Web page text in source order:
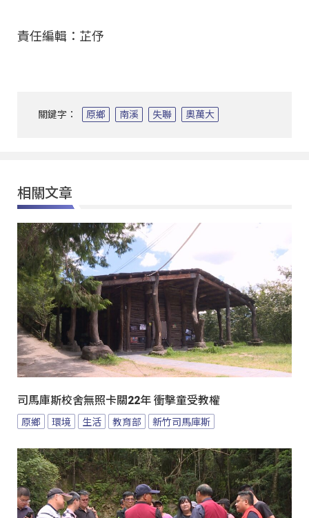
責任編輯：芷伃
關鍵字： 原鄉 南溪 失聯 奧萬大
相關文章
司馬庫斯校舍無照卡關22年 衝擊童受教權
原鄉 環境 生活 教育部 新竹司馬庫斯